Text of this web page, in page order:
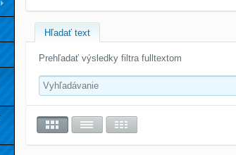
Hľadať text
Prehľadať výsledky filtra fulltextom